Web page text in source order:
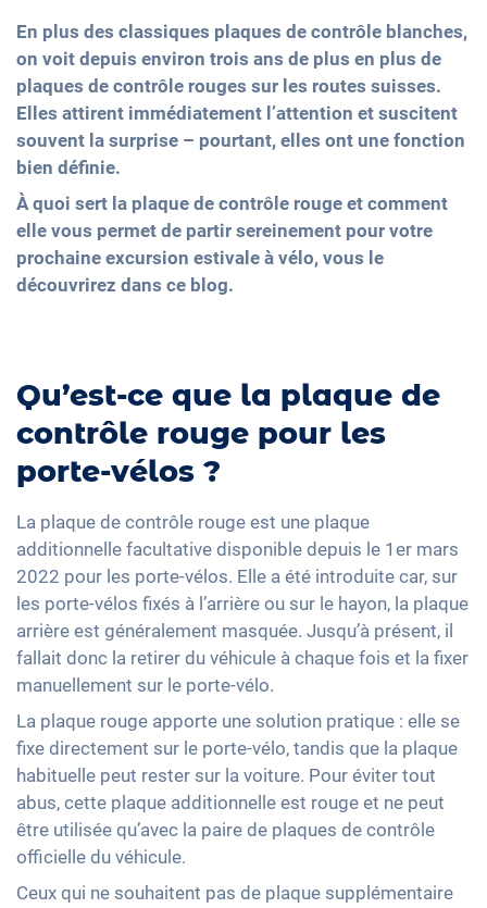
En plus des classiques plaques de contrôle blanches,
on voit depuis environ trois ans de plus en plus de
plaques de contrôle rouges sur les routes suisses.
Elles attirent immédiatement l’attention et suscitent
souvent la surprise – pourtant, elles ont une fonction
bien définie.
À quoi sert la plaque de contrôle rouge et comment
elle vous permet de partir sereinement pour votre
prochaine excursion estivale à vélo, vous le
découvrirez dans ce blog.
Qu’est-ce que la plaque de
contrôle rouge pour les
porte-vélos ?
La plaque de contrôle rouge est une plaque
additionnelle facultative disponible depuis le 1er mars
2022 pour les porte-vélos. Elle a été introduite car, sur
les porte-vélos fixés à l’arrière ou sur le hayon, la plaque
arrière est généralement masquée. Jusqu’à présent, il
fallait donc la retirer du véhicule à chaque fois et la fixer
manuellement sur le porte-vélo.
La plaque rouge apporte une solution pratique : elle se
fixe directement sur le porte-vélo, tandis que la plaque
habituelle peut rester sur la voiture. Pour éviter tout
abus, cette plaque additionnelle est rouge et ne peut
être utilisée qu’avec la paire de plaques de contrôle
officielle du véhicule.
Ceux qui ne souhaitent pas de plaque supplémentaire